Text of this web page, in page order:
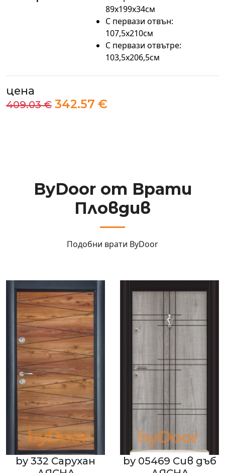
89х199х34см
С первази отвън:
107,5x210см
С первази отвътре:
103,5x206,5см
цена
409.03 € 342.57 €
ByDoor от Врати
Пловдив
Подобни врати ByDoor
by 05469 Сив дъб
by 0103